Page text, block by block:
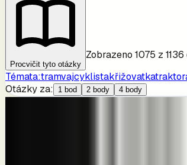
Procvičit tyto otázky
Zobrazeno 1075 z 1136
Témata:tramvajcyklistakřižovatkatraktor
Otázky za:
1 bod 2 body 4 body